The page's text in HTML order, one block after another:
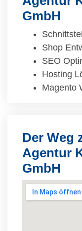
GmbH
Shop
SEO
Hosting
Magento
Der Weg
Agentur
GmbH